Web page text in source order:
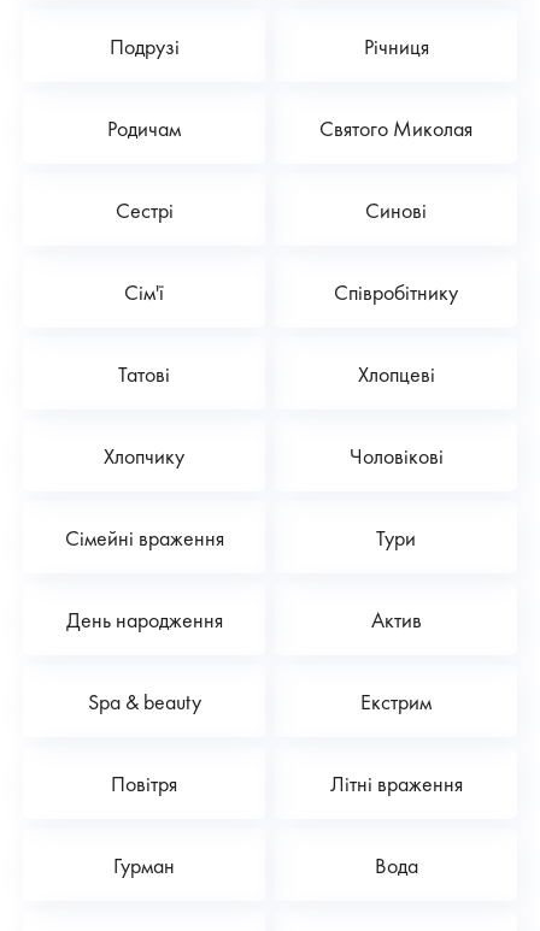
Подрузі Річниця
Родичам Святого Миколая
Сестрі Синові
Сім'ї Співробітнику
Татові Хлопцеві
Хлопчику Чоловікові
Сімейні враження Тури
День народження Актив
Spa & beauty Екстрим
Повітря Літні враження
Гурман Вода